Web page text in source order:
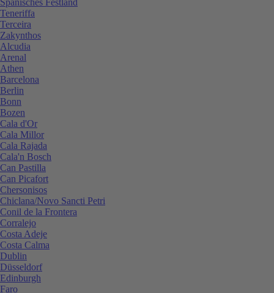
Teneriffa
Terceira
Zakynthos
Alcudia
Arenal
Athen
Barcelona
Berlin
Bonn
Bozen
Cala d'Or
Cala Millor
Cala Rajada
Cala'n Bosch
Can Pastilla
Can Picafort
Chersonisos
Chiclana/Novo Sancti Petri
Conil de la Frontera
Corralejo
Costa Adeje
Costa Calma
Dublin
Düsseldorf
Edinburgh
Faro